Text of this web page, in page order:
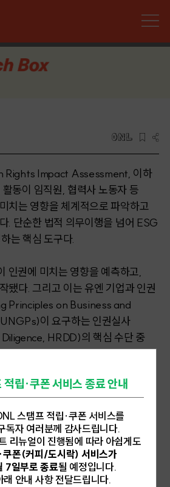
Rights Impact Assessment, 이하
동이 임직원, 협력사 노동자 등
치는 영향을 체계적으로 파악하고
. 단순한 법적 의무이행을 넘어 ESG
는 핵심 도구다.
인권에 미치는 영향을 예측하고,
됐다. 그리고 이는 유엔 기업과 인권
Principles on Business and
이 요구하는 인권실사
HRDD)의 핵심 수단 중
년, 유엔은 기업에 법적 책임은
임이 있음을 명시한 UNGPs를
립·쿠폰 서비스 종료 안내
스탬프 적립·쿠폰 서비스를
독자 여러분께 감사드립니다.
리뉴얼이 진행됨에 따라 아쉽게도
쿠폰(커피/도시락) 서비스가
일부로 종료될 예정입니다.
래 안내 사항 전달드립니다.